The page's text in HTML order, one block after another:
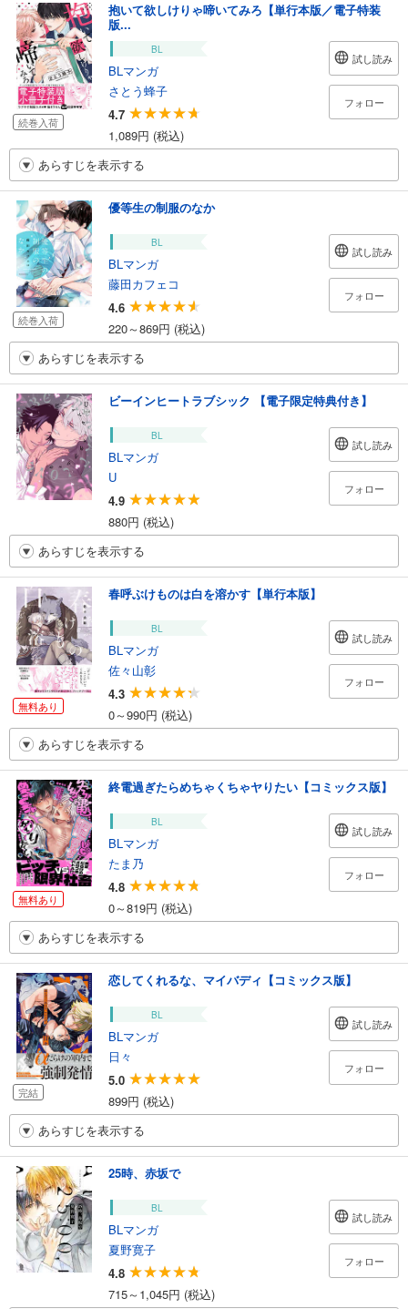
続巻入荷
抱いて欲しけりゃ啼いてみろ【単行本版／電子特装
版...
BL
BLマンガ
さとう蜂子
4.7
1,089円 (税込)
試し読み
フォロー
あらすじを表示する
続巻入荷
優等生の制服のなか
BL
BLマンガ
藤田カフェコ
4.6
220～869円 (税込)
試し読み
フォロー
あらすじを表示する
ビーインヒートラブシック 【電子限定特典付き】
BL
BLマンガ
U
4.9
880円 (税込)
試し読み
フォロー
あらすじを表示する
無料あり
春呼ぶけものは白を溶かす【単行本版】
BL
BLマンガ
佐々山彰
4.3
0～990円 (税込)
試し読み
フォロー
あらすじを表示する
無料あり
終電過ぎたらめちゃくちゃヤりたい【コミックス版】
BL
BLマンガ
たま乃
4.8
0～819円 (税込)
試し読み
フォロー
あらすじを表示する
完結
恋してくれるな、マイバディ【コミックス版】
BL
BLマンガ
日々
5.0
899円 (税込)
試し読み
フォロー
あらすじを表示する
25時、赤坂で
BL
BLマンガ
夏野寛子
4.8
715～1,045円 (税込)
試し読み
フォロー